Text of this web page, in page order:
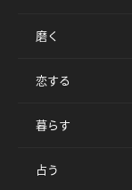
磨く
恋する
暮らす
占う